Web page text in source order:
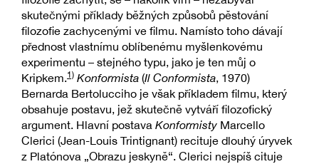
skutečnými příklady běžných způsobů pěstování
filozofie zachycenými ve filmu. Namísto toho dávají
přednost vlastnímu oblíbenému myšlenkovému
experimentu – stejného typu, jako je ten můj o
Kripkem.1) Konformista (Il Conformista, 1970)
Bernarda Bertolucciho je však příkladem filmu, který
obsahuje postavu, jež skutečně vytváří filozofický
argument. Hlavní postava Konformisty Marcello
Clerici (Jean-Louis Trintignant) recituje dlouhý úryvek
z Platónova „Obrazu jeskyně“. Clerici nejspíš cituje